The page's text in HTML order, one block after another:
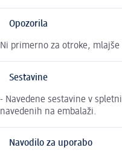
Opozorila
Ni primerno za otroke, mlajše
Sestavine
- Navedene sestavine v
navedenih na embalaži.
Navodilo za uporabo